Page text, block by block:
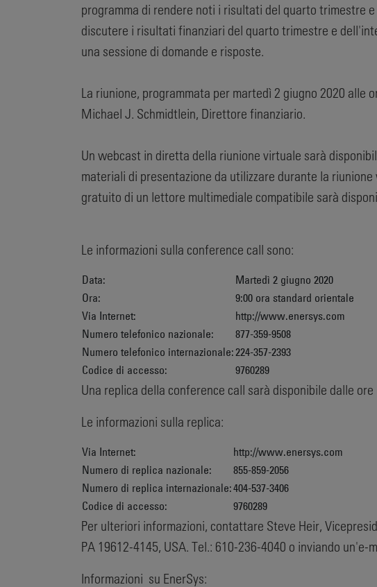
programma di rendere noti i risultati del quarto trimestre
discutere i risultati finanziari del quarto trimestre e
una sessione di domande e risposte.
La riunione, programmata per martedì 2 giugno 2020
Michael J. Schmidtlein, Direttore finanziario.
Un webcast in diretta della riunione virtuale sarà
materiali di presentazione da utilizzare durante la
gratuito di un lettore multimediale compatibile sarà
Le informazioni sulla conference call sono:
Data:
Martedì 2 giugno 2020
Ora:
9:00 ora standard orientale
Via Internet:
http://www.enersys.com
Numero telefonico nazionale:
877-359-9508
Numero telefonico internazionale:224-357-2393
Codice di accesso:
9760289
Una replica della conference call sarà disponibile dalle
Le informazioni sulla replica:
Via Internet:
http://www.enersys.com
Numero di replica nazionale:
855-859-2056
Numero di replica internazionale:404-537-3406
Codice di accesso:
9760289
Per ulteriori informazioni, contattare Steve Heir,
PA 19612-4145, USA. Tel.: 610-236-4040 o inviando un'e-
Informazioni su EnerSys: